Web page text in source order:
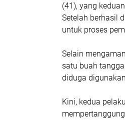
(41), yang
Setelah berhasil
untuk proses
Selain
satu buah
diduga
Kini, kedua